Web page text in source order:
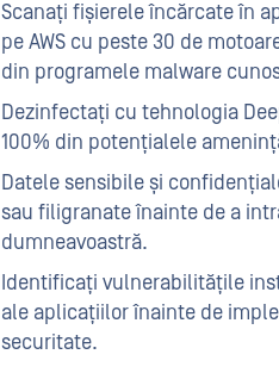
Scanați fișierele încărcate în
pe AWS cu peste 30 de
din programele malware
Dezinfectați cu tehnologia
100% din potențialele
Datele sensibile și
sau filigranate înainte de a
dumneavoastră.
Identificați vulnerabilitățile
ale aplicațiilor înainte de
securitate.